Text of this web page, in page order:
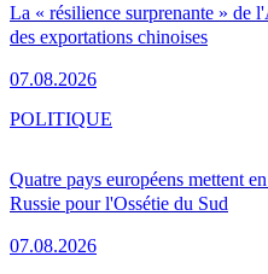
La « résilience surprenante » de
des exportations chinoises
07.08.2026
Quatre pays européens mettent
Russie pour l'Ossétie du Sud
07.08.2026
POLITIQUE